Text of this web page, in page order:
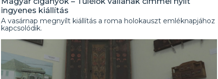
ingyenes kiállítás
A vasárnap megnyílt kiállítás a roma holokauszt emléknapjához
kapcsolódik.